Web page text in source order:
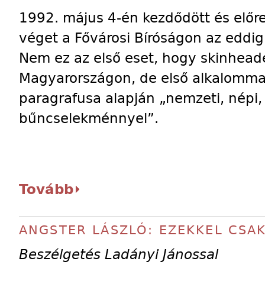
1992. május 4-én kezdődött és
véget a Fővárosi Bíróságon az
Nem ez az első eset, hogy
Magyarországon, de első
paragrafusa alapján „nemzeti,
bűncselekménnyel”.
Tovább
ANGSTER LÁSZLÓ: EZEKKEL
Beszélgetés Ladányi Jánossal